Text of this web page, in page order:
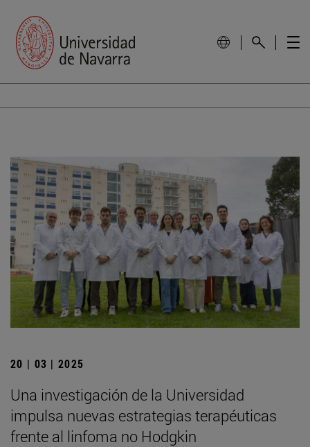
20 | 03 | 2025
Una investigación de la Universidad
impulsa nuevas estrategias terapéuticas
frente al linfoma no Hodgkin